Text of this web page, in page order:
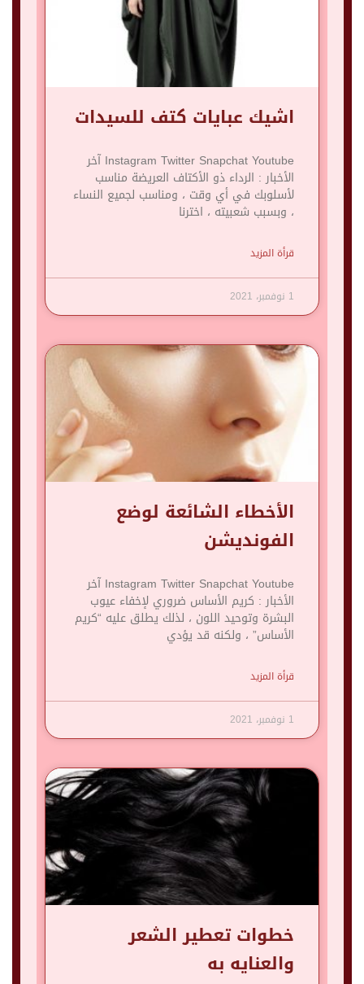
اشيك عبايات كتف للسيدات
Instagram Twitter Snapchat Youtube آخر
الأخبار : الرداء ذو ​​الأكتاف العريضة مناسب
لأسلوبك في أي وقت ، ومناسب لجميع النساء
، وبسبب شعبيته ، اخترنا
قرأة المزيد
1 نوفمبر، 2021
الأخطاء الشائعة لوضع
الفونديشن
Instagram Twitter Snapchat Youtube آخر
الأخبار : كريم الأساس ضروري لإخفاء عيوب
البشرة وتوحيد اللون ، لذلك يطلق عليه “كريم
الأساس” ، ولكنه قد يؤدي
قرأة المزيد
1 نوفمبر، 2021
خطوات تعطير الشعر
والعنايه به